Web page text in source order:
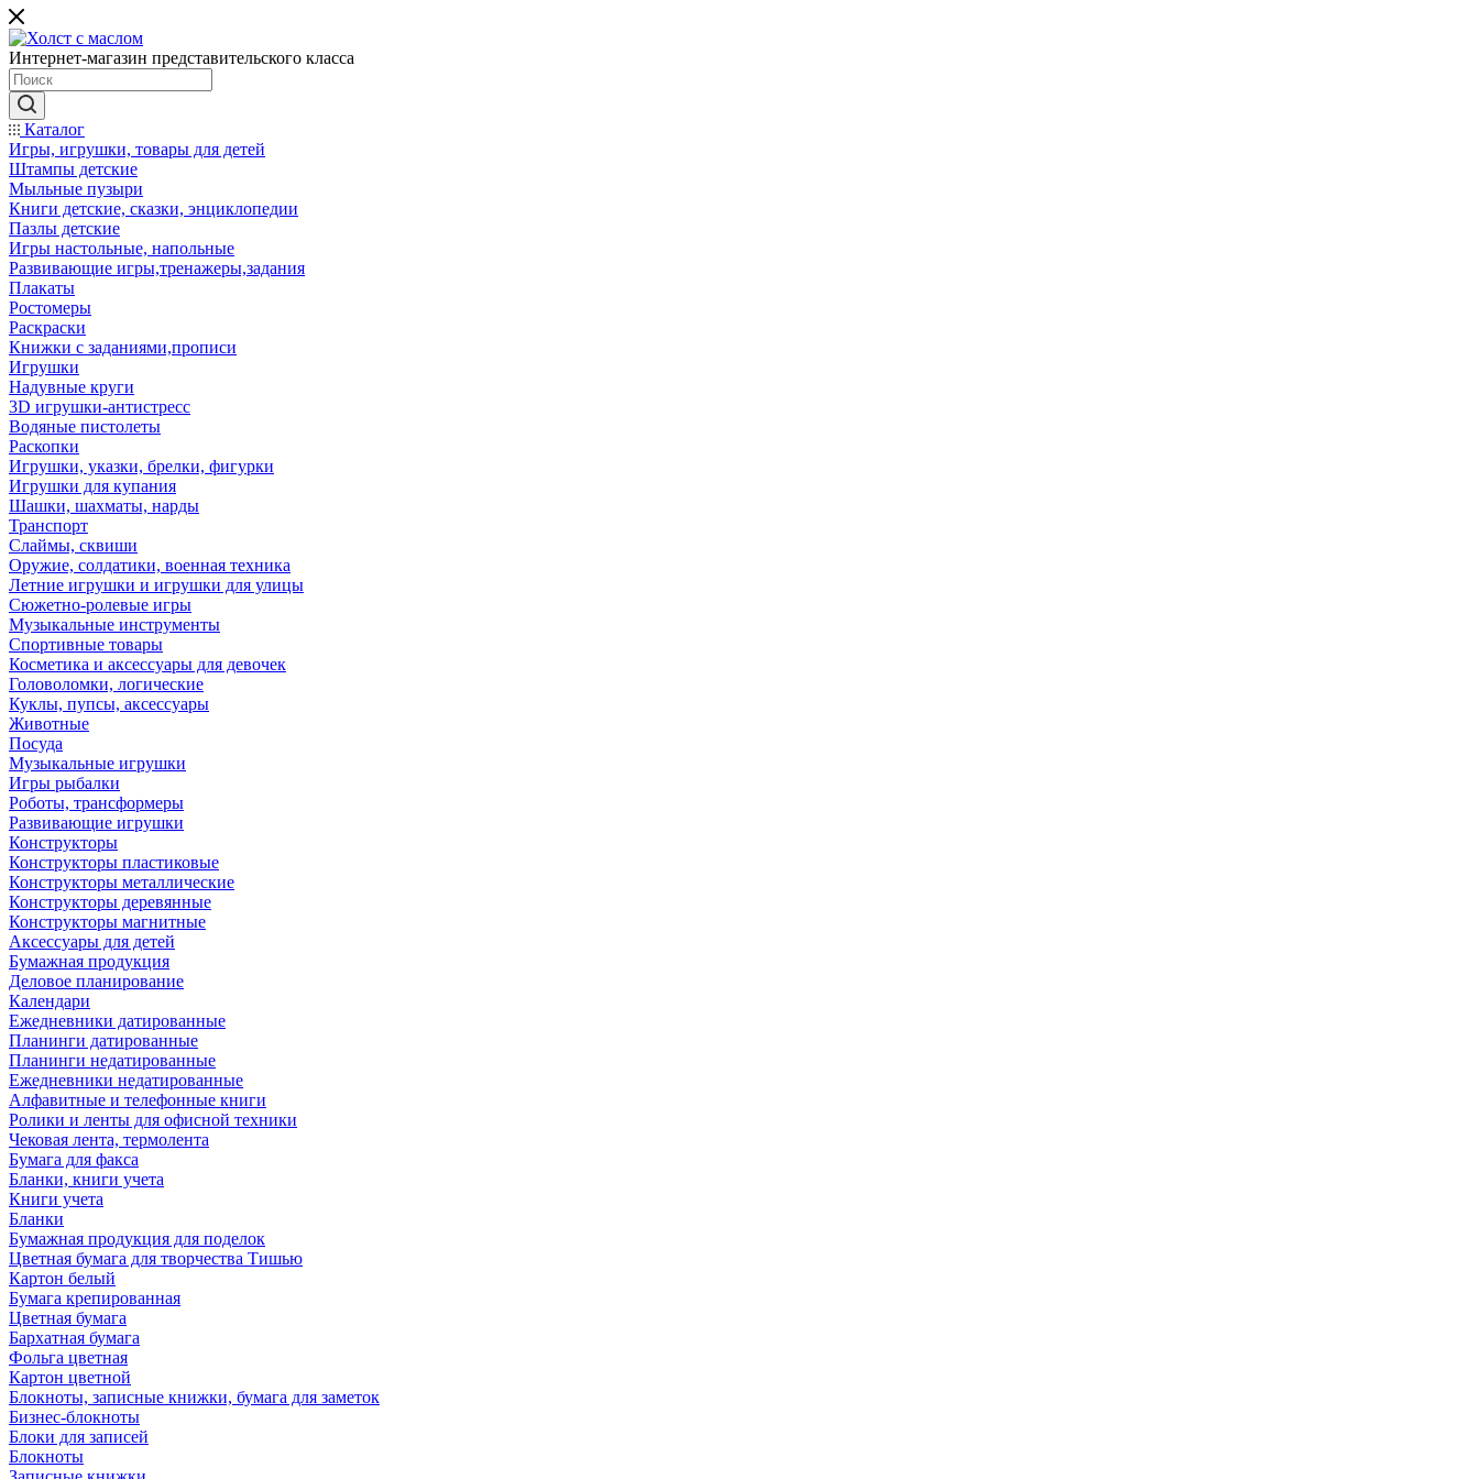
Интернет-магазин представительского класса
Каталог
Игры, игрушки, товары для детей
Штампы детские
Мыльные пузыри
Книги детские, сказки, энциклопедии
Пазлы детские
Игры настольные, напольные
Развивающие игры,тренажеры,задания
Плакаты
Ростомеры
Раскраски
Книжки с заданиями,прописи
Игрушки
Надувные круги
3D игрушки-антистресс
Водяные пистолеты
Раскопки
Игрушки, указки, брелки, фигурки
Игрушки для купания
Шашки, шахматы, нарды
Транспорт
Слаймы, сквиши
Оружие, солдатики, военная техника
Летние игрушки и игрушки для улицы
Сюжетно-ролевые игры
Музыкальные инструменты
Спортивные товары
Косметика и аксессуары для девочек
Головоломки, логические
Куклы, пупсы, аксессуары
Животные
Посуда
Музыкальные игрушки
Игры рыбалки
Роботы, трансформеры
Развивающие игрушки
Конструкторы
Конструкторы пластиковые
Конструкторы металлические
Конструкторы деревянные
Конструкторы магнитные
Аксессуары для детей
Бумажная продукция
Деловое планирование
Календари
Ежедневники датированные
Планинги датированные
Планинги недатированные
Ежедневники недатированные
Алфавитные и телефонные книги
Ролики и ленты для офисной техники
Чековая лента, термолента
Бумага для факса
Бланки, книги учета
Книги учета
Бланки
Бумажная продукция для поделок
Цветная бумага для творчества Тишью
Картон белый
Бумага крепированная
Цветная бумага
Бархатная бумага
Фольга цветная
Картон цветной
Блокноты, записные книжки, бумага для заметок
Бизнес-блокноты
Блоки для записей
Блокноты